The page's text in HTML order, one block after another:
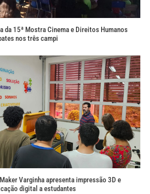
da 15ª Mostra Cinema e Direitos Humanos
nos três campi
Varginha apresenta impressão 3D e
digital a estudantes